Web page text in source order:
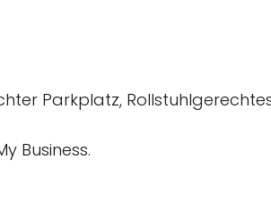
Parkplatz,
Business.